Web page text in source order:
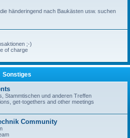
händeringend nach Baukästen usw. suchen
;-)
of charge
Sonstiges
Stammtischen und anderen Treffen
get-togethers and other meetings
Community